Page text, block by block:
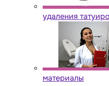
удаления
материалы